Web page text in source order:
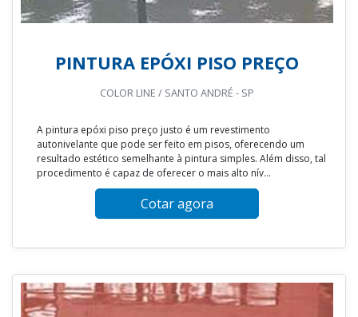
PINTURA EPÓXI PISO PREÇO
COLOR LINE / SANTO ANDRÉ - SP
A pintura epóxi piso preço justo é um revestimento
autonivelante que pode ser feito em pisos, oferecendo um
resultado estético semelhante à pintura simples. Além disso, tal
procedimento é capaz de oferecer o mais alto nív...
Cotar agora